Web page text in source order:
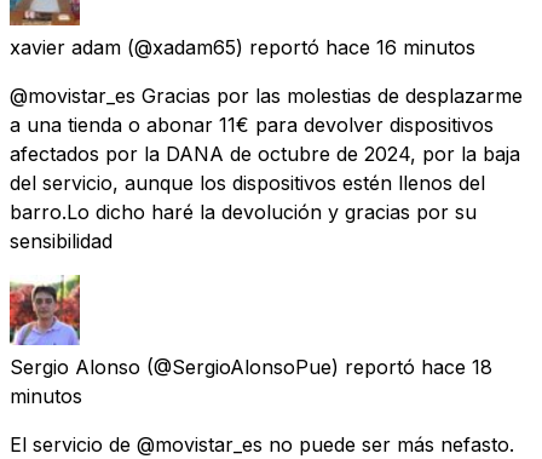
xavier adam (@xadam65) reportó hace 16 minutos
@movistar_es Gracias por las molestias de desplazarme
a una tienda o abonar 11€ para devolver dispositivos
afectados por la DANA de octubre de 2024, por la baja
del servicio, aunque los dispositivos estén llenos del
barro.Lo dicho haré la devolución y gracias por su
sensibilidad
Sergio Alonso (@SergioAlonsoPue) reportó hace 18
minutos
El servicio de @movistar_es no puede ser más nefasto.